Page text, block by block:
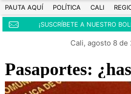
PAUTA AQUÍ POLÍTICA CALI
¡SUSCRÍBETE A NUESTRO
Cali, agosto 8 de
Pasaportes: